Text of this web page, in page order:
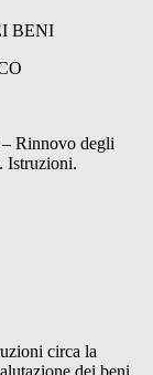
BENI
Rinnovo degli
Istruzioni.
circa la